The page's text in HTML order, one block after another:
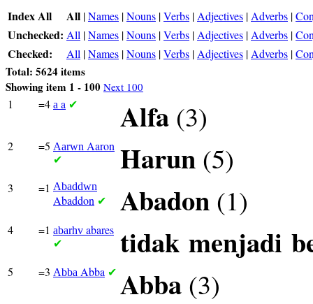
Index All All |Names |Nouns |Verbs | Adjectives | Adverbs |
Unchecked: All |Names |Nouns |Verbs | Adjectives | Adverbs |
Checked: All |Names |Nouns |Verbs | Adjectives | Adverbs |
Total: 5624 items
Showing item 1 - 100 Next 100
1 =4 a a ✔ Alfa (3)
2 =5 Aarwn Aaron
✔ Harun (5)
3 =1 Abaddwn
Abaddon ✔ Abadon (1)
4 =1 abarhv abares
✔ tidak menjadi
5 =3 Abba Abba ✔ Abba (3)